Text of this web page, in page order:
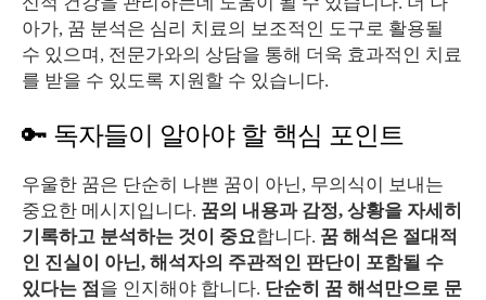
아가, 꿈 분석은 심리 치료의 보조적인 도구로 활용될
수 있으며, 전문가와의 상담을 통해 더욱 효과적인 치료
를 받을 수 있도록 지원할 수 있습니다.
🔑 독자들이 알아야 할 핵심 포인트
우울한 꿈은 단순히 나쁜 꿈이 아닌, 무의식이 보내는
중요한 메시지입니다. 꿈의 내용과 감정, 상황을 자세히
기록하고 분석하는 것이 중요합니다. 꿈 해석은 절대적
인 진실이 아닌, 해석자의 주관적인 판단이 포함될 수
있다는 점 을 인지해야 합니다. 단순히 꿈 해석만으로 문